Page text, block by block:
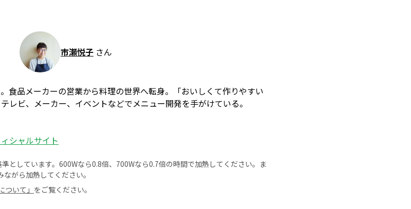
市瀬悦子 さん
食品メーカーの営業から料理の世界へ転身。「おいしくて作りやすい
レビ、メーカー、イベントなどでメニュー開発を手がけている。
シャルサイト
としています。600Wなら0.8倍、700Wなら0.7倍の時間で加熱してください。ま
がら加熱してください。
ついて」 をご覧ください。